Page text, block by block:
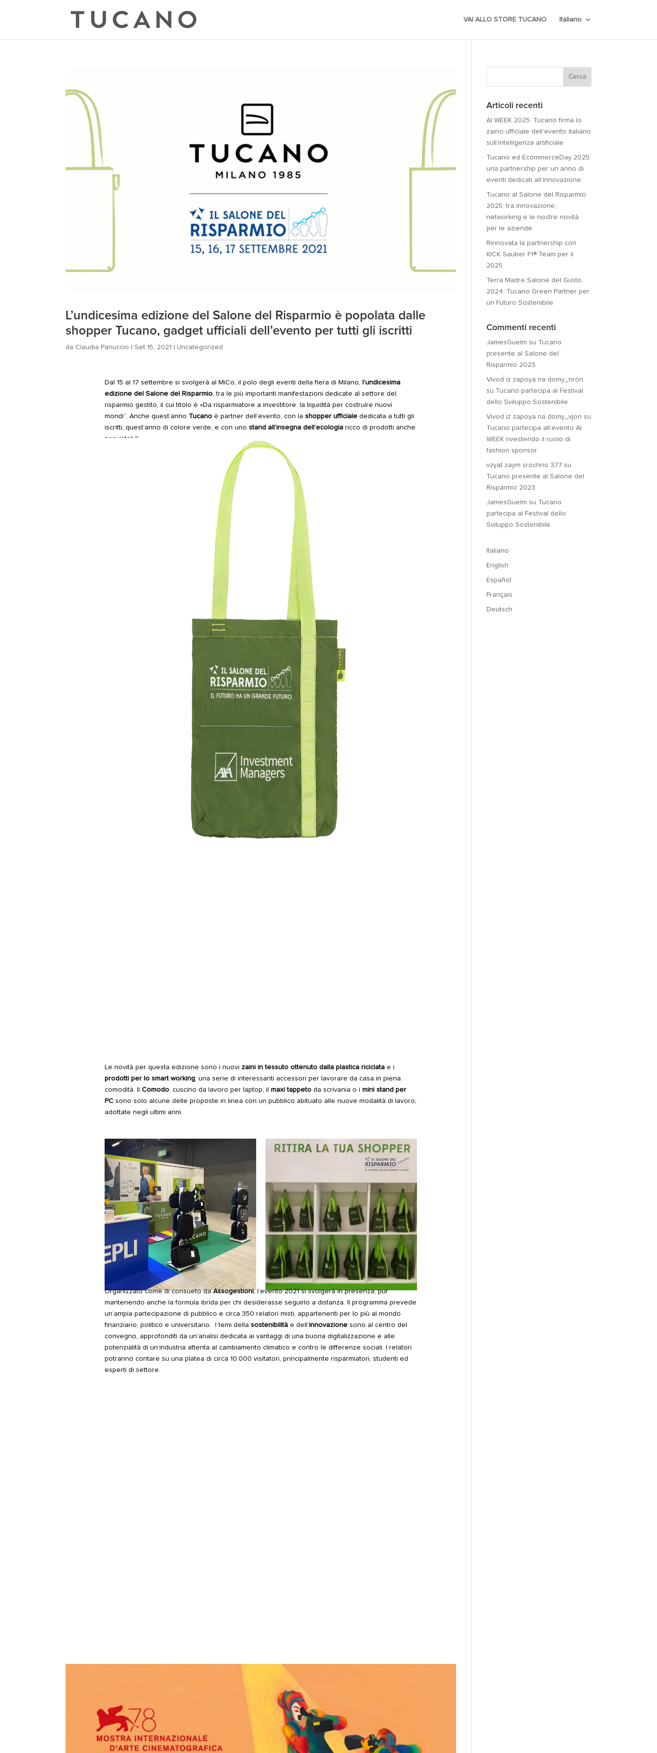
VAI ALLO STORE TUCANO Italiano
L’undicesima edizione del Salone del Risparmio è popolata dalle
shopper Tucano, gadget ufficiali dell’evento per tutti gli iscritti
da Claudia Panuccio |Set 15, 2021 Uncategorized
Dal 15 al 17 settembre si svolgerà al MiCo, il polo degli eventi della fiera di Milano,
l’undicesima
edizione del Salone del Risparmio, tra le più importanti manifestazioni dedicate al settore del
risparmio gestito, il cui titolo è «Da risparmiatore a investitore: la liquidità per costruire nuovi
mondi”.Anche quest’anno Tucano è partner dell’evento, con lashopper ufficiale dedicata a tutti gli
iscritti, quest’anno di colore verde, e con unostand all’insegna dell’ecologia ricco di prodotti anche
acquistabili.
Le novità per questa edizione sono i nuovi zaini in tessuto ottenuto dalla plastica riciclata e i
prodotti per lo smart working, una serie di interessanti accessori per lavorare da casa in piena
comodità. IlComodo, cuscino da lavoro per laptop, ilmaxi tappeto da scrivania o imini stand per
PCsono solo alcune delle proposte in linea con un pubblico abituato alle nuove modalità di lavoro,
adottate negli ultimi anni.
Organizzato come di consueto daAssogestioni, l’evento 2021 si svolgerà in presenza, pur
mantenendo anche la formula ibrida per chi desiderasse seguirlo a distanza. Il programma prevede
un’ampia partecipazione di pubblico e circa 350 relatori misti, appartenenti per lo più al mondo
finanziario, politico e universitario. I temi dellasostenibilità e dell’innovazione sono al centro del
convegno, approfonditi da un’analisi dedicata ai vantaggi di una buona digitalizzazione e alle
potenzialità di un’industria attenta al cambiamento climatico e contro le differenze sociali. I relatori
potranno contare su una platea di circa 10.000 visitatori, principalmente risparmiatori, studenti ed
esperti di settore.
Articoli recenti
AI WEEK 2025: Tucano firma lo
zaino ufficiale dell’evento italiano
sull’intelligenza artificiale
Tucano ed EcommerceDay 2025:
una partnership per un anno di
eventi dedicati all’innovazione
Tucano al Salone del Risparmio
2025: tra innovazione,
networking e le nostre novità
per le aziende
Rinnovata la partnership con
KICK Sauber F1® Team per il
2025
Terra Madre Salone del Gusto
2024: Tucano Green Partner per
un Futuro Sostenibile
Commenti recenti
JamesGuelm su Tucano
presente al Salone del
Risparmio 2023
Vivod iz zapoya na domy_nron
su Tucano partecipa al Festival
dello Sviluppo Sostenibile
Vivod iz zapoya na domy_vjon su
Tucano partecipa all’evento AI
WEEK rivestendo il ruolo di
fashion sponsor
vzyat zaym srochno 377 su
Tucano presente al Salone del
Risparmio 2023
JamesGuelm su Tucano
partecipa al Festival dello
Sviluppo Sostenibile
Italiano
English
Español
Français
Deutsch